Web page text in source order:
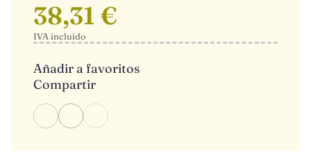
38,31 €
IVA incluido
Añadir a favoritos
Compartir